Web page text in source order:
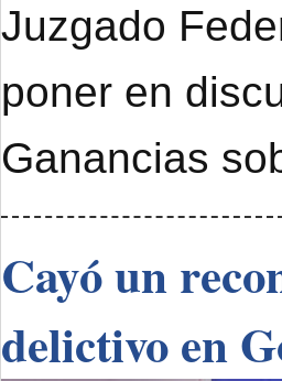
Juzgado
poner en
Ganancias
Cayó un
delictivo en